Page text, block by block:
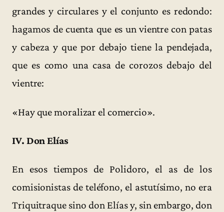
grandes y circulares y el conjunto es redondo:
hagamos de cuenta que es un vientre con patas
y cabeza y que por debajo tiene la pendejada,
que es como una casa de corozos debajo del
vientre:
«Hay que moralizar el comercio».
IV. Don Elías
En esos tiempos de Polidoro, el as de los
comisionistas de teléfono, el astutísimo, no era
Triquitraque sino don Elías y, sin embargo, don